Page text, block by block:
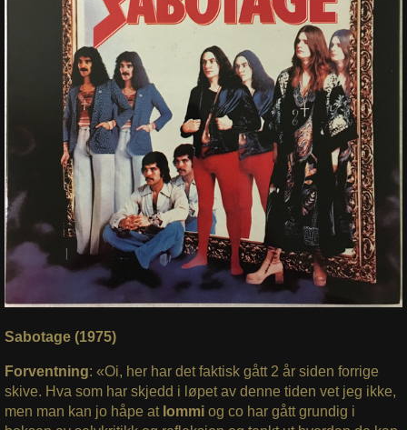
Sabotage (1975)
Forventning: «Oi, her har det faktisk gått 2 år siden forrige
skive. Hva som har skjedd i løpet av denne tiden vet jeg ikke,
men man kan jo håpe at Iommiog co har gått grundig i